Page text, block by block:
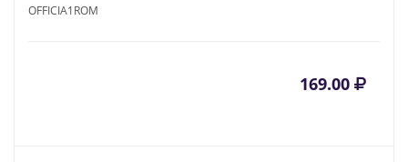
OFFICIA1ROM
169.00